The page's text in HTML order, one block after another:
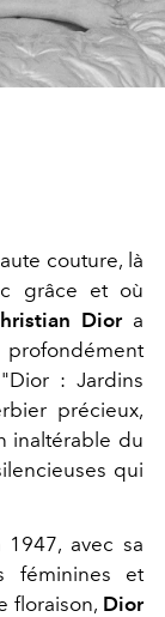
couture, là
grâce et où
Diora
: Jardins
précieux,
inaltérable du
qui
avec sa
féminines et
floraison, Dior